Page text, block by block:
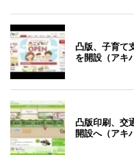
凸版、子育て
を開設（アキ
凸版印刷、交
開設へ（アキ